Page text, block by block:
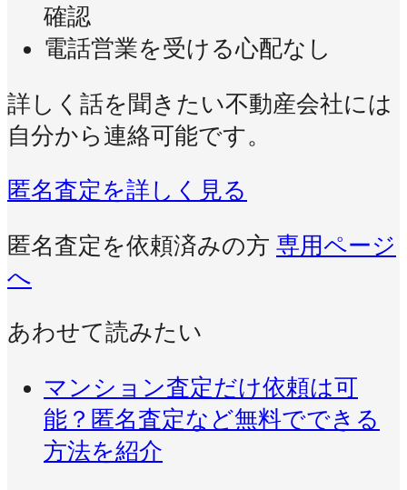
確認
電話営業を受ける心配なし
詳しく話を聞きたい不動産会社には
自分から連絡可能です。
匿名査定を詳しく見る
匿名査定を依頼済みの方 専用ページ
へ
あわせて読みたい
マンション査定だけ依頼は可
能？匿名査定など無料でできる
方法を紹介